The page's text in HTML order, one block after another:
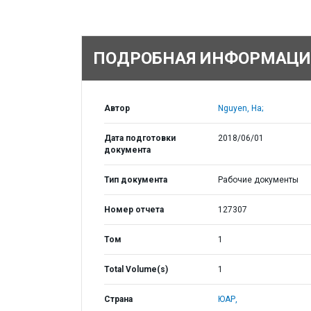
ПОДРОБНАЯ
Автор Nguyen, Ha;
Дата подготовки
документа
2018/06/01
Тип документа Рабочие документы
Номер отчета 127307
Том 1
Total Volume(s) 1
Страна ЮАР,